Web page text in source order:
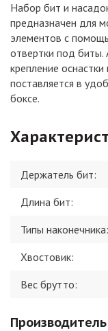
Набор бит и
предназначен для
элементов с
отвертки под
крепление
поставляется в
боксе.
Держатель бит:
Длина бит:
Типы наконечника:
Хвостовик:
Вес брутто:
Производитель